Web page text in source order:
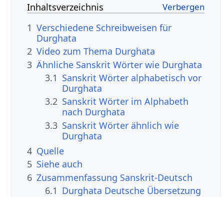
Inhaltsverzeichnis
1 Verschiedene Schreibweisen für
Durghata
2 Video zum Thema Durghata
3 Ähnliche Sanskrit Wörter wie Durghata
3.1 Sanskrit Wörter alphabetisch vor
Durghata
3.2 Sanskrit Wörter im Alphabeth
nach Durghata
3.3 Sanskrit Wörter ähnlich wie
Durghata
4 Quelle
5 Siehe auch
6 Zusammenfassung Sanskrit-Deutsch
6.1 Durghata Deutsche Übersetzung